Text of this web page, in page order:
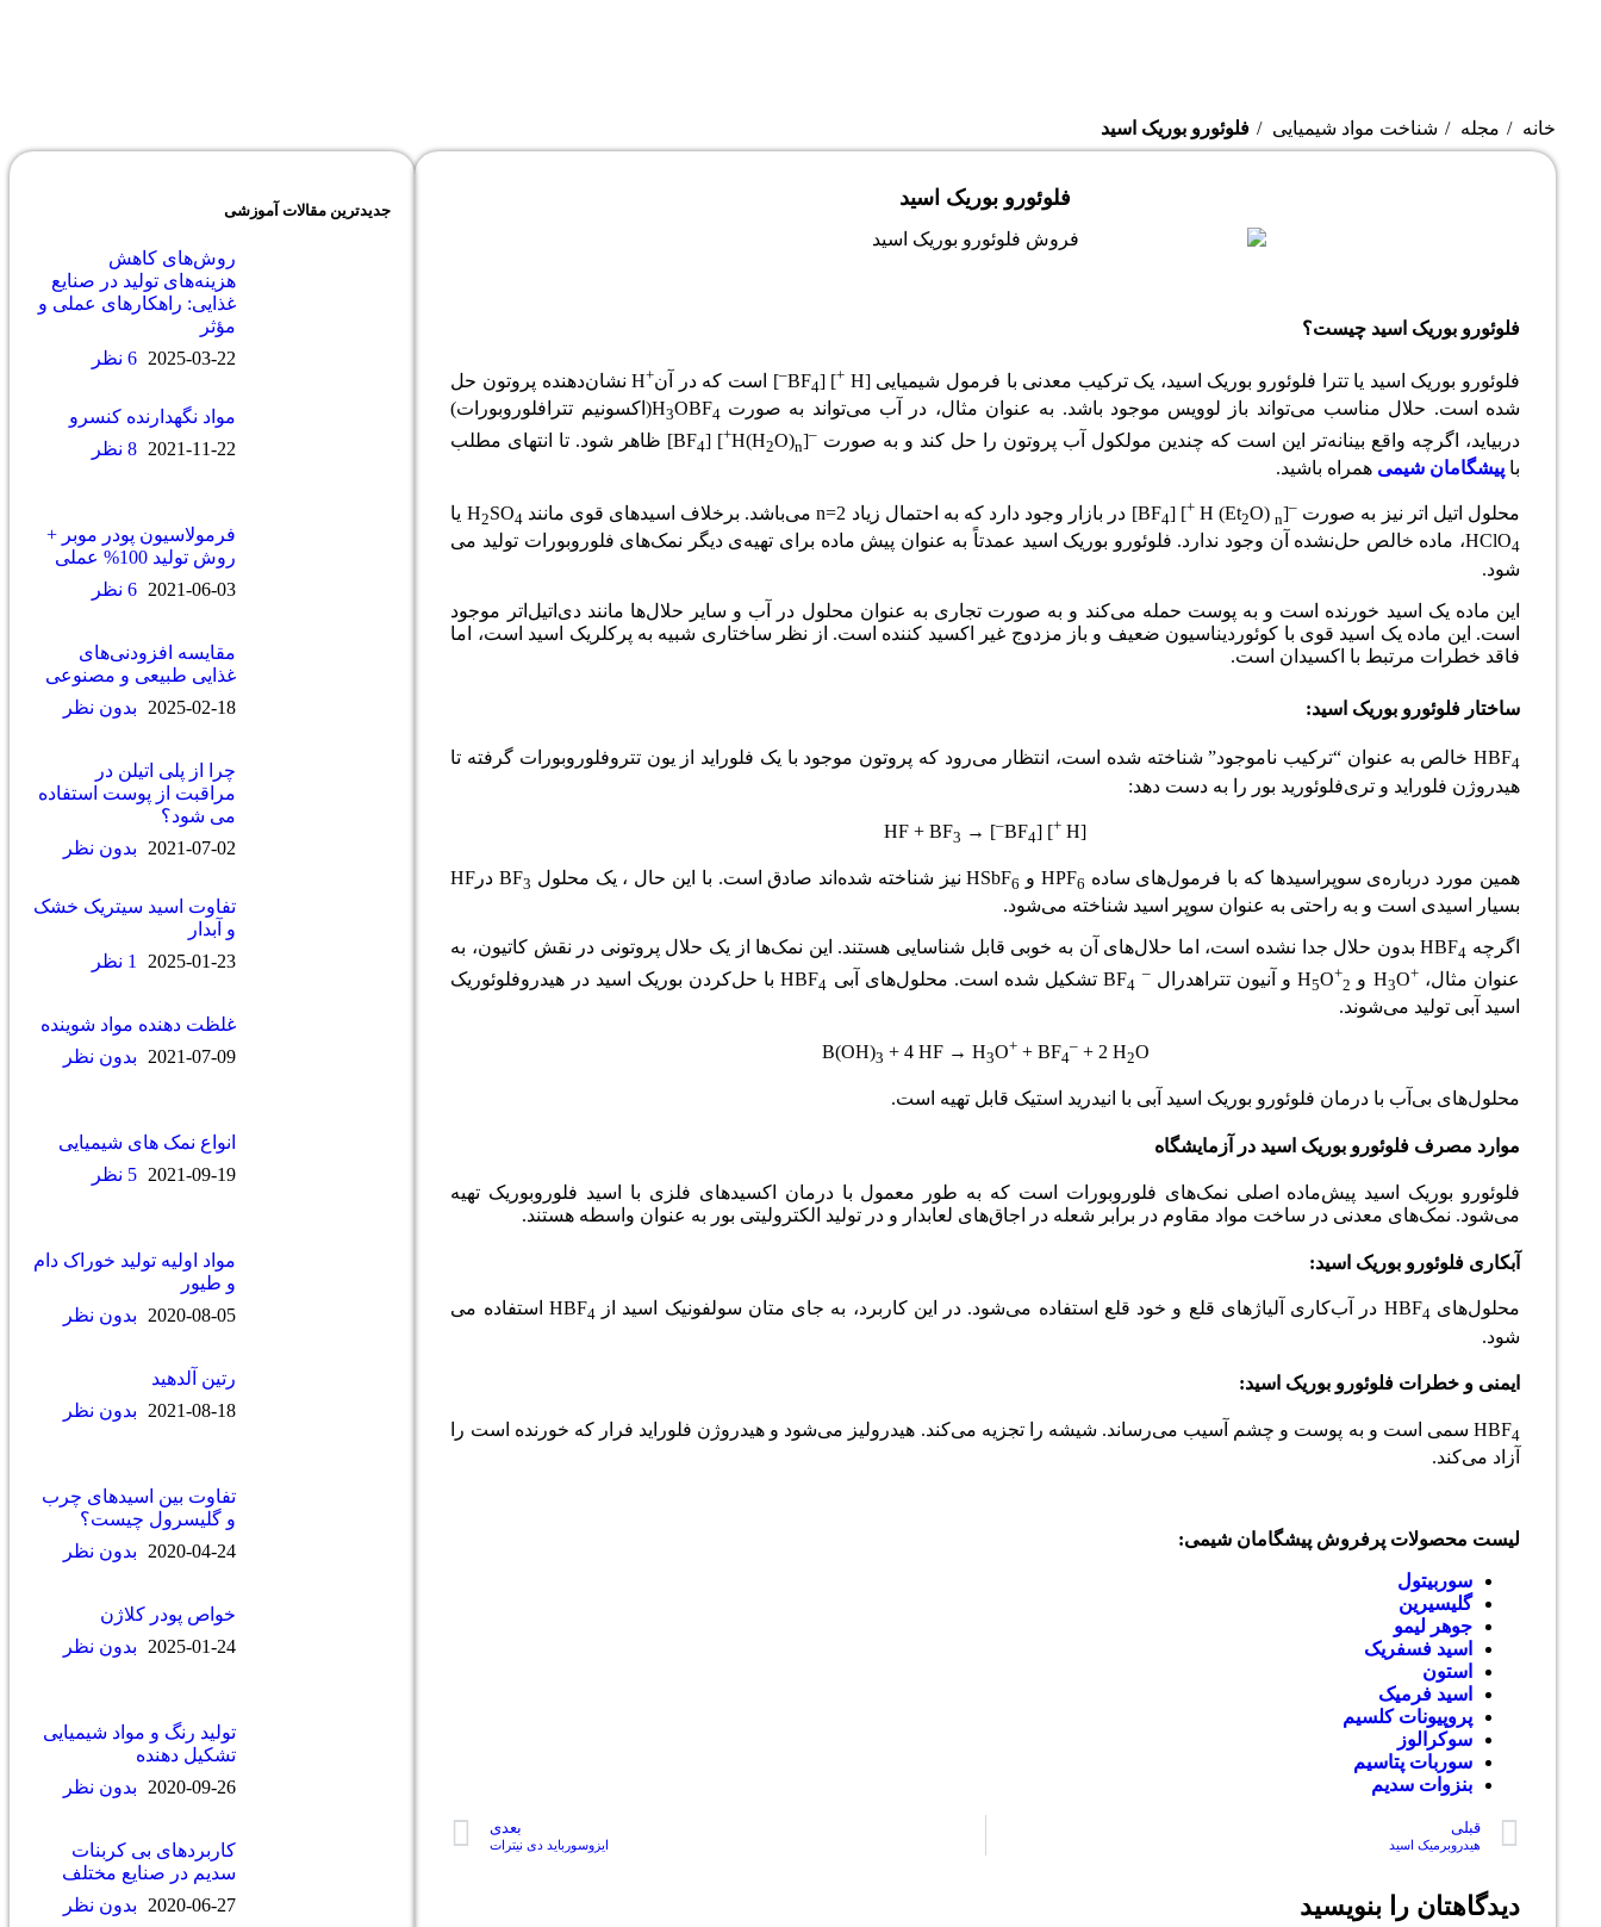
خانه مجله شناخت مواد شیمیایی فلوئورو بوریک اسید
فلوئورو بوریک اسید
فلوئورو بوریک اسید چیست؟
فلوئورو بوریک اسید یا تترا فلوئورو بوریک اسید، یک ترکیب معدنی با فرمول شیمیایی [H +
] [BF
4
–] است که در آن+
H نشان‌دهنده پروتون حل
شده است. حلال مناسب می‌تواند باز لوویس موجود باشد. به عنوان مثال، در آب می‌تواند به صورت H
3OBF4
(اکسونیم تترافلوروبورات)
دربیاید، اگرچه واقع بینانه‌تر این است که چندین مولکول آب پروتون را حل کند و به صورت –
[H(H
2O)n
+
] [BF
4
] ظاهر شود. تا انتهای مطلب
با پیشگامان شیمی همراه باشید.
محلول اتیل اتر نیز به صورت –
[H (Et
2O)n
+
] [BF
4 ] در بازار وجود دارد که به احتمال زیاد n=2 می‌باشد. برخلاف اسیدهای قوی مانند H 2SO4
یا
HClO4 ، ماده خالص حل‌نشده آن وجود ندارد. فلوئورو بوریک اسید عمدتاً به عنوان پیش ماده برای تهیه­‌ی دیگر نمک‌­های فلوروبورات تولید می­‌
شود.
این ماده یک اسید خورنده است و به پوست حمله می‌کند و به صورت تجاری به عنوان محلول در آب و سایر حلال­‌ها مانند دی‌اتیل‌اتر موجود
است. این ماده یک اسید قوی با کوئوردیناسیون ضعیف و باز مزدوج غیر اکسید کننده است. از نظر ساختاری شبیه به پرکلریک اسید است، اما
فاقد خطرات مرتبط با اکسیدان است.
ساختار فلوئورو بوریک اسید:
HBF4
خالص به عنوان “ترکیب ناموجود” شناخته شده است، انتظار می‌رود که پروتون موجود با یک فلوراید از یون تتروفلوروبورات گرفته تا
هیدروژن فلوراید و تری‌فلوئورید بور را به دست دهد:
[H
+
] [BF
4
–
] → HF + BF
3
همین مورد درباره‌ی سوپراسیدها که با فرمول­‌های ساده HPF 6 و HSbF 6 نیز شناخته شده‌اند صادق است. با این حال ، یک محلول BF 3
درHF
بسیار اسیدی است و به راحتی به عنوان سوپر اسید شناخته می‌شود.
اگرچه HBF 4
بدون حلال جدا نشده است، اما حلال‌­های آن به خوبی قابل شناسایی هستند. این نمک‌ها از یک حلال پروتونی در نقش کاتیون، به
عنوان مثال،+
H3O و H 5O+
2 و آنیون تتراهدرال–
4 تشکیل شده است. محلول‌های آبی HBF 4
با حل‌کردن بوریک اسید در هیدروفلوئوریک
اسید آبی تولید می‌شوند.
B(OH)3 + 4 HF → H3O++ BF4
–+ 2 H2O
محلول‌های بی‌آب با درمان فلوئورو بوریک اسید آبی با انیدرید استیک قابل تهیه است.
موارد مصرف فلوئورو بوریک اسید در آزمایشگاه
فلوئورو بوریک اسید پیش­‌ماده اصلی نمک‌های فلوروبورات است که به طور معمول با درمان اکسیدهای فلزی با اسید فلوروبوریک تهیه
می‌شود. نمک‌های معدنی در ساخت مواد مقاوم در برابر شعله در اجاق­‌های لعابدار و در تولید الکترولیتی بور به عنوان واسطه هستند.
آبکاری فلوئورو بوریک اسید:
محلول‌های HBF 4 در آب‌کاری آلیاژهای قلع و خود قلع استفاده می‌شود. در این کاربرد، به جای متان سولفونیک اسید از HBF 4
استفاده می­‌
شود.
ایمنی و خطرات فلوئورو بوریک اسید:
HBF4
سمی است و به پوست و چشم آسیب می‌رساند. شیشه را تجزیه می‌کند. هیدرولیز می‌شود و هیدروژن فلوراید فرار که خورنده است را
آزاد می‌کند.
لیست محصولات پرفروش پیشگامان شیمی:
سوربیتول
گلیسیرین
جوهر لیمو
اسید فسفریک
استون
اسید فرمیک
پروپیونات کلسیم
سوکرالوز
سوربات پتاسیم
بنزوات سدیم
قبلی
هیدروبرمیک اسید
بعدی
ایزوسورباید دی نیترات
دیدگاهتان را بنویسید
جدیدترین مقالات آموزشی
روش‌های کاهش
هزینه‌های تولید در صنایع
غذایی: راهکارهای عملی و
مؤثر
2025-03-22 6 نظر
مواد نگهدارنده کنسرو
2021-11-22 8 نظر
فرمولاسیون پودر موبر +
روش تولید 100% عملی
2021-06-03 6 نظر
مقایسه افزودنی‌های
غذایی طبیعی و مصنوعی
2025-02-18
بدون نظر
چرا از پلی اتیلن در
مراقبت از پوست استفاده
می شود؟
2021-07-02
بدون نظر
تفاوت اسید سیتریک خشک
و آبدار
2025-01-23
1 نظر
غلظت دهنده مواد شوینده
2021-07-09
بدون نظر
انواع نمک های شیمیایی
2021-09-19 5 نظر
مواد اولیه تولید خوراک دام
و طیور
2020-08-05
بدون نظر
رتین آلدهید
2021-08-18
بدون نظر
تفاوت بین اسیدهای چرب
و گلیسرول چیست؟
2020-04-24
بدون نظر
خواص پودر کلاژن
2025-01-24
بدون نظر
تولید رنگ و مواد شیمیایی
تشکیل دهنده
2020-09-26
بدون نظر
كاربردهای بی كربنات
سديم در صنایع مختلف
2020-06-27
بدون نظر